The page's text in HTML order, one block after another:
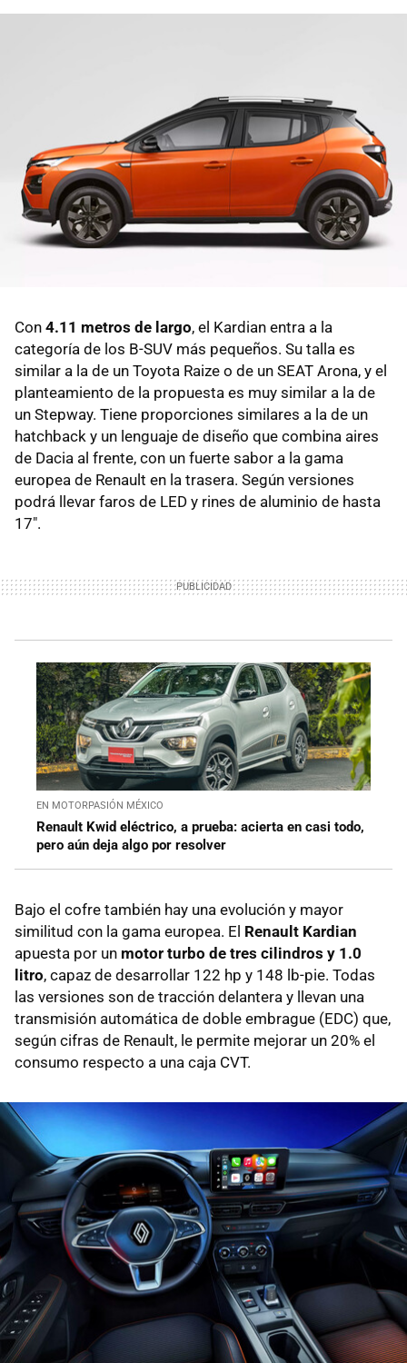
Con 4.11 metros de largo, el Kardian entra a la
categoría de los B-SUV más pequeños. Su talla es
similar a la de un Toyota Raize o de un SEAT Arona, y el
planteamiento de la propuesta es muy similar a la de
un Stepway. Tiene proporciones similares a la de un
hatchback y un lenguaje de diseño que combina aires
de Dacia al frente, con un fuerte sabor a la gama
europea de Renault en la trasera. Según versiones
podrá llevar faros de LED y rines de aluminio de hasta
17".
EN MOTORPASIÓN MÉXICO
Renault Kwid eléctrico, a prueba: acierta en casi todo,
pero aún deja algo por resolver
Bajo el cofre también hay una evolución y mayor
similitud con la gama europea. El Renault Kardian
apuesta por un motor turbo de tres cilindros y 1.0
litro, capaz de desarrollar 122 hp y 148 lb-pie. Todas
las versiones son de tracción delantera y llevan una
transmisión automática de doble embrague (EDC) que,
según cifras de Renault, le permite mejorar un 20% el
consumo respecto a una caja CVT.